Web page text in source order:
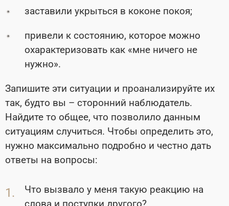
заставили укрыться в коконе покоя;
привели к состоянию, которое можно
охарактеризовать как «мне ничего не
нужно».
Запишите эти ситуации и проанализируйте их
так, будто вы – сторонний наблюдатель.
Найдите то общее, что позволило данным
ситуациям случиться. Чтобы определить это,
нужно максимально подробно и честно дать
ответы на вопросы:
Что вызвало у меня такую реакцию на
слова и поступки другого?